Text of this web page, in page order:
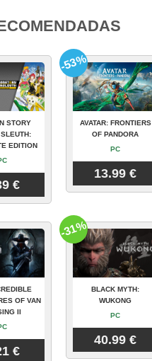
STORY
EDITION
€
AVATAR: FRONTIERS
OF PANDORA
PC
13.99 €
-53%
OF VAN
II
€
BLACK MYTH:
WUKONG
PC
40.99 €
-31%